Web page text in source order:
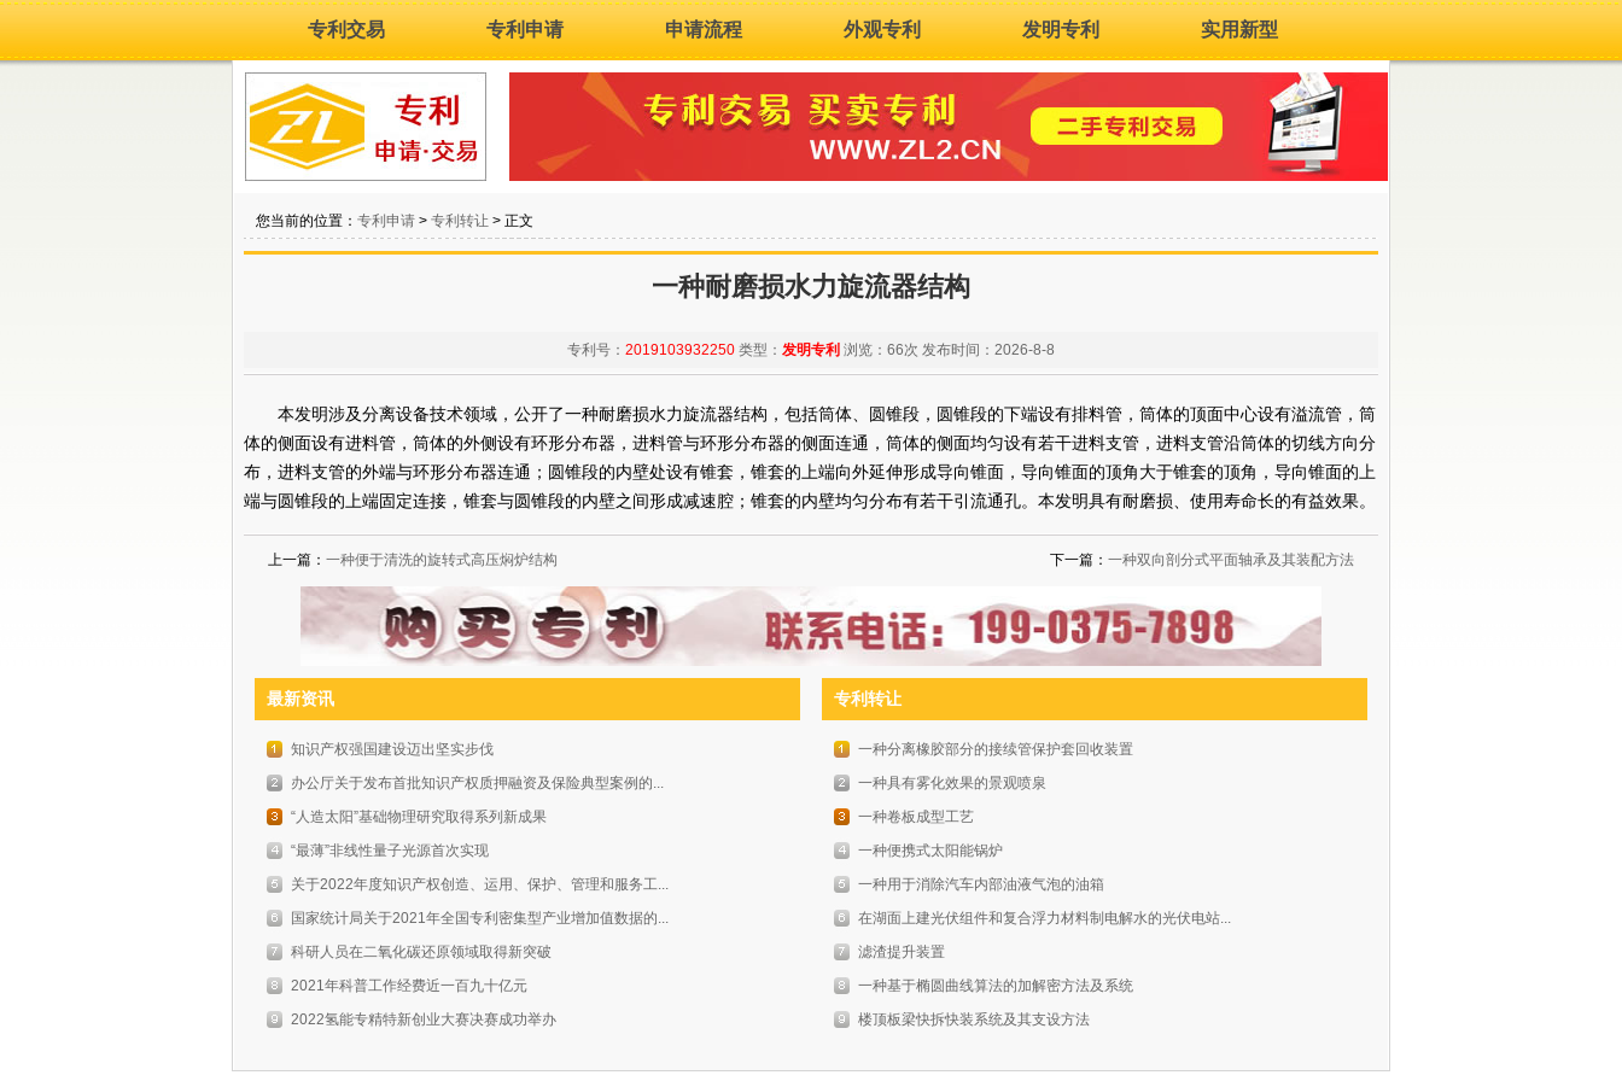
专利交易 专利申请 申请流程 外观专利 发明专利 实用新型
您当前的位置： 专利申请 > 专利转让 > 正文
一种耐磨损水力旋流器结构
专利号： 2019103932250 类型： 发明专利 浏览： 66次 发布时间： 2026-8-8
本发明涉及分离设备技术领域，公开了一种耐磨损水力旋流器结构，包括筒体、圆锥段，圆锥段的下端设有排料管，筒体的顶面中心设有溢流管，筒
体的侧面设有进料管，筒体的外侧设有环形分布器，进料管与环形分布器的侧面连通，筒体的侧面均匀设有若干进料支管，进料支管沿筒体的切线方向分
布，进料支管的外端与环形分布器连通；圆锥段的内壁处设有锥套，锥套的上端向外延伸形成导向锥面，导向锥面的顶角大于锥套的顶角，导向锥面的上
端与圆锥段的上端固定连接，锥套与圆锥段的内壁之间形成减速腔；锥套的内壁均匀分布有若干引流通孔。本发明具有耐磨损、使用寿命长的有益效果。
上一篇： 一种便于清洗的旋转式高压焖炉结构 下一篇： 一种双向剖分式平面轴承及其装配方法
最新资讯
知识产权强国建设迈出坚实步伐
办公厅关于发布首批知识产权质押融资及保险典型案例的...
“人造太阳”基础物理研究取得系列新成果
“最薄”非线性量子光源首次实现
关于2022年度知识产权创造、运用、保护、管理和服务工...
国家统计局关于2021年全国专利密集型产业增加值数据的...
科研人员在二氧化碳还原领域取得新突破
2021年科普工作经费近一百九十亿元
2022氢能专精特新创业大赛决赛成功举办
专利转让
一种分离橡胶部分的接续管保护套回收装置
一种具有雾化效果的景观喷泉
一种卷板成型工艺
一种便携式太阳能锅炉
一种用于消除汽车内部油液气泡的油箱
在湖面上建光伏组件和复合浮力材料制电解水的光伏电站...
滤渣提升装置
一种基于椭圆曲线算法的加解密方法及系统
楼顶板梁快拆快装系统及其支设方法